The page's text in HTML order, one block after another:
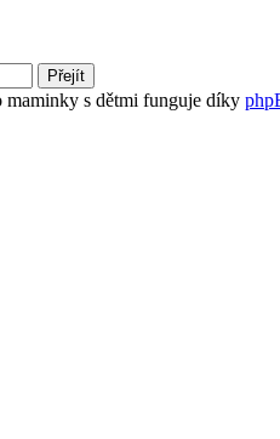
maminky s dětmi funguje díky